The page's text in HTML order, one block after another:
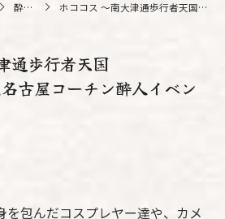
酔人ブログ ホココス ～南大津通歩行者天国COSPLAY(純系名古屋コーチン酔人イベント情報)
通歩行者天国
古屋コーチン酔人イベン
を包んだコスプレヤー達や、カメ